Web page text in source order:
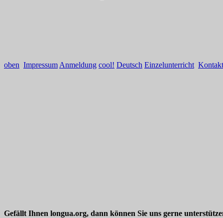
oben Impressum Anmeldung cool! Deutsch Einzelunterricht Kontakt
Gefällt Ihnen longua.org, dann können Sie uns gerne